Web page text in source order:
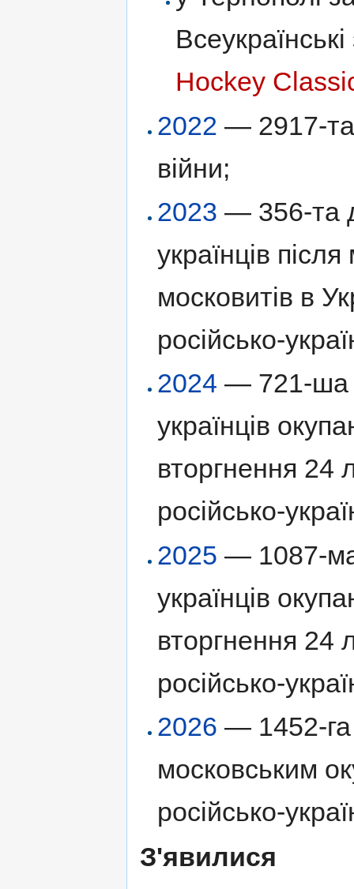
Hockey
2022 — 2917-та
війни;
2023 — 356-та
українців
московитів в
російсько-
2024 — 721-ша
українців
вторгнення 24
російсько-
2025 — 1087-ма
українців
вторгнення 24
російсько-
2026 — 1452-га
московським
російсько-
З'явилися